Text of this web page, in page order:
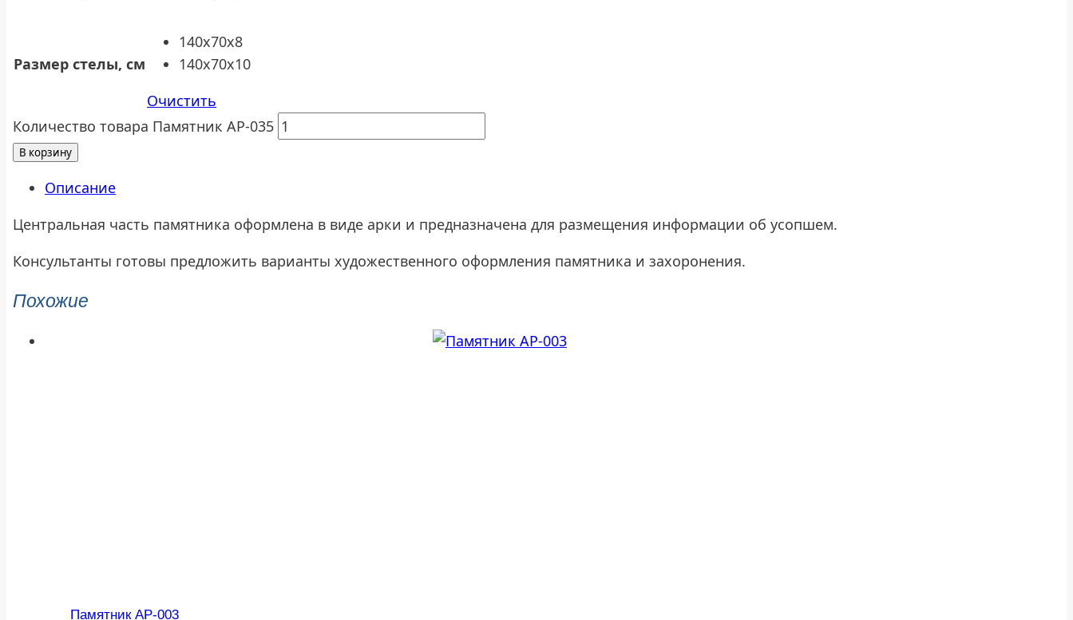
Размер стелы, см
140x70x8
140x70x10
Очистить
Количество товара Памятник АР-035
В корзину
Описание
Центральная часть памятника оформлена в виде арки и предназначена для размещения информации об усопшем.
Консультанты готовы предложить варианты художественного оформления памятника и захоронения.
Похожие
Памятник АР-003